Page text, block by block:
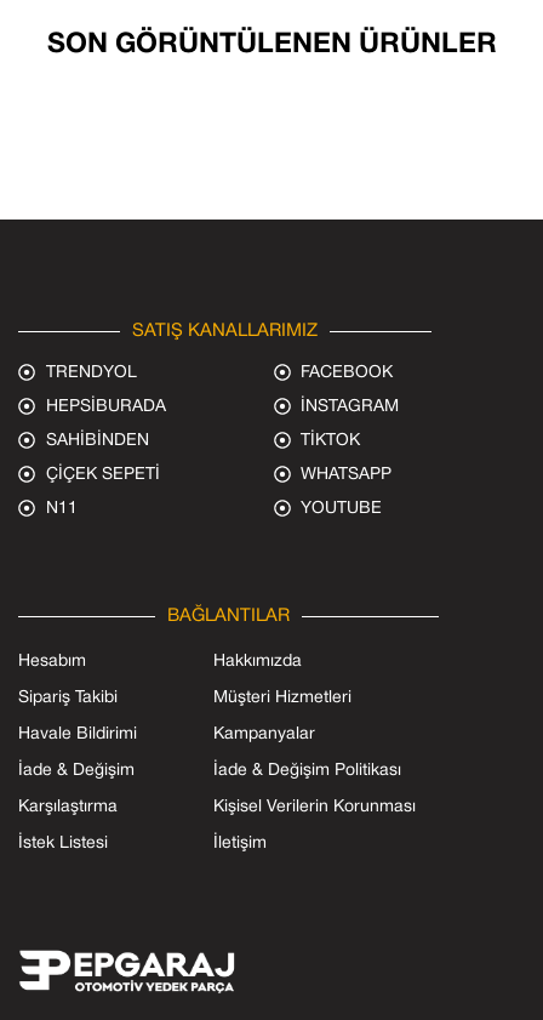
SON GÖRÜNTÜLENEN ÜRÜNLER
SATIŞ KANALLARIMIZ
TRENDYOL
HEPSİBURADA
SAHİBİNDEN
ÇİÇEK SEPETİ
N11
FACEBOOK
İNSTAGRAM
TİKTOK
WHATSAPP
YOUTUBE
BAĞLANTILAR
Hesabım
Sipariş Takibi
Havale Bildirimi
İade & Değişim
Karşılaştırma
İstek Listesi
Hakkımızda
Müşteri Hizmetleri
Kampanyalar
İade & Değişim Politikası
Kişisel Verilerin Korunması
İletişim